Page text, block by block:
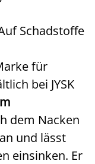
Schadstoffe
für
bei JYSK
dem Nacken
und lässt
einsinken. Er